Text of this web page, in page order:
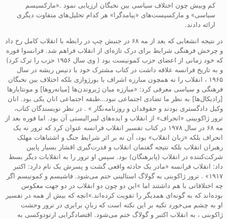
کم وبیش چون اختلاف سیاسی بین نخبگان ارزیابی نمود .«مارکسیسم
سیاسی» و مارکسیست‌های «پیامدگرا» هر کدام تحلیل‌های متفاوت دیگری
ارائه دادند.
در نتیجه انشعابی که بعد از مه ۶۸ در جنبش چپ در رابطه با انقلاب کامل رخ داد
و چرخش فرهنگی شرایط برای درک تازه‌ای از انقلاب فراهم شد. فرانسوا فوره
که خود زمانی از اعضای حزب کمونیست بود ( وی سال ۱۹۵۶ حزب را ترک کرد)
و به تاریخ فرانسه علاقه داشت در کتاب مشترک خود با دنیس ریشه در سال
۱۹۶۵ ، انقلاب را نه همچون مبارزه اشراف با بورژوازی بلکه اختلاف بین نخبگان
فرهنگی و سیاسی معرفی کرد: «مبارزه میان ژیروند‌ن‌ها [میانه‌روها] و مونتایارها
[رادیکال‌ها] به نظر ما تضادی اجتماعی نبود…طبقه اجتماعی انان یکی بود. انان
وکیل دادگستری بودند و حقوقدان و روزنامه‌نگار » . در نظر نویسندگان کتاب،
ترور ژاکوبینی «انحراف» از انقلاب و ایده‌های لیبرالیستی آن بود. اما فوره بعد از
مه ۶۸ در سال ۱۹۷۸ در کتاب تفسیر انقلاب فرانسه عنوان کرد که ترور نه یک
انحراف بلکه «زبان انقلاب» بود، آن نه بر اثر شرایط جنگ و اشتباهات مهلک
رهبران انقلاب بلکه نتیجه گفتمان انقلاب و قدرت‌گیری اقشار بسیار پایین
شرکت‌کننده در انقلاب (پابرهنگان) بود. سپس او ترور را به انقلابات دیگر بسط
داد: انقلاب فرانسه «مادر یک حادثه واقعی گشت و پسرش یک نام دارد: اکتبر
۱۹۱۷» . ترور ژاکوبنی به گولاگ استالینی ختم می‌شود. فاشیسم و کمونیسم اگر
چه اختلافاتی با هم داشتند اما »این دو چون دو انقلاب در دو جهت معکوس
بوده‌اند که به گونه‌ای همدیگر را تقویت کرده‌اند.»انچه که بیش از همه در تفسیر
او به چشم می‌خورد تکیه بر این نکته است که زبانِ برابری در ترور وحشت
ژاکوبنی ، به انقلاب اکتبر و گولاگ ختم می‌شود. اقتصادگرایی ارتودوکسی به